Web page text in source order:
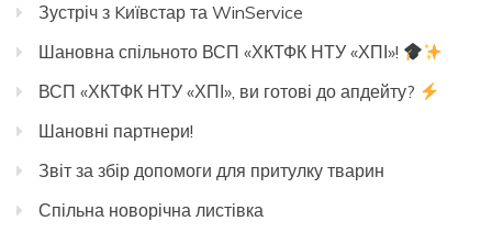
Зустріч з Kиївстар та WinService
Шановна спільното ВСП «ХКТФК НТУ «ХПІ»!
ВСП «ХКТФК НТУ «ХПІ», ви готові до апдейту?
Шановні партнери!
Звіт за збір допомоги для притулку тварин
Спільна новорічна листівка